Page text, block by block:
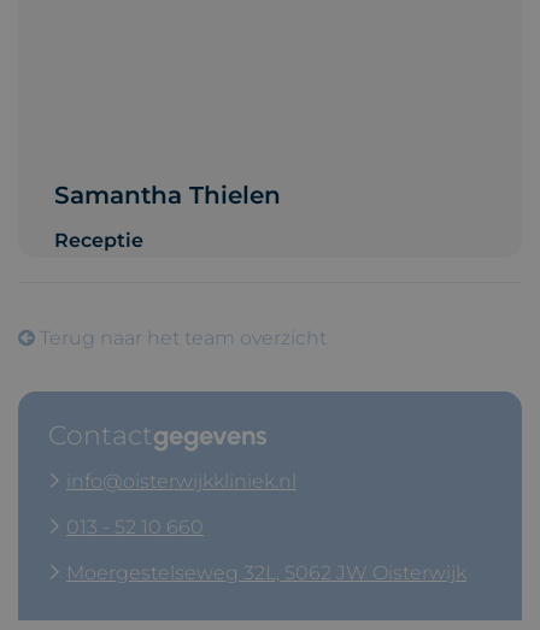
Samantha Thielen
Receptie
Terug naar het team overzicht
Contactgegevens
info@oisterwijkkliniek.nl
013 - 52 10 660
Moergestelseweg 32L, 5062 JW Oisterwijk